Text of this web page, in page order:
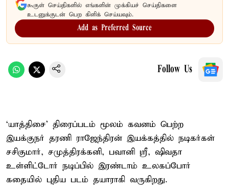
கூகுள் செய்திகளில் எங்களின் முக்கியச் செய்திகளை
உடனுக்குடன் பெற கிளிக் செய்யவும்.
Add as Preferred Source
Follow Us
‘யாத்திசை’ திரைப்படம் மூலம் கவனம் பெற்ற
இயக்குநர் தரணி ராஜேந்திரன் இயக்கத்தில் நடிகர்கள்
சசிகுமார், சமுத்திரக்கனி, பவானி ஸ்ரீ, ஷிவதா
உள்ளிட்டோர் நடிப்பில் இரண்டாம் உலகப்போர்
கதையில் புதிய படம் தயாராகி வருகிறது.